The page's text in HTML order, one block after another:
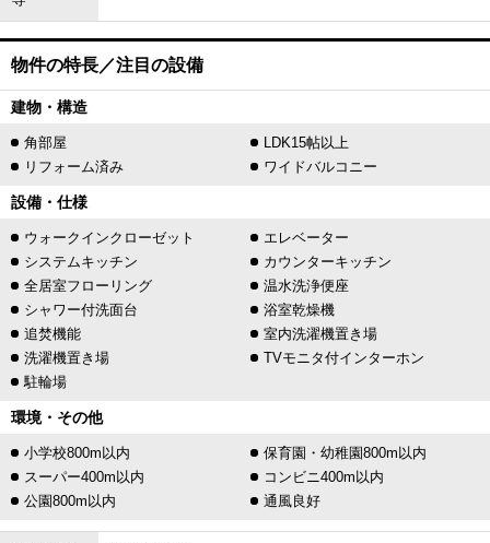
物件の特長／注目の設備
建物・構造
角部屋
LDK15帖以上
リフォーム済み
ワイドバルコニー
設備・仕様
ウォークインクローゼット
エレベーター
システムキッチン
カウンターキッチン
全居室フローリング
温水洗浄便座
シャワー付洗面台
浴室乾燥機
追焚機能
室内洗濯機置き場
洗濯機置き場
TVモニタ付インターホン
駐輪場
環境・その他
小学校800m以内
保育園・幼稚園800m以内
スーパー400m以内
コンビニ400m以内
公園800m以内
通風良好